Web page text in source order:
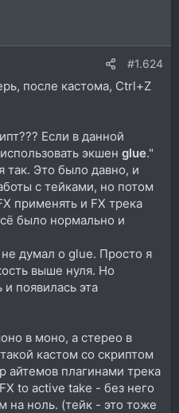
#1.624
после кастома, Ctrl+Z
Если в данной
экшен glue."
так. Это было давно, и
с тейками, но потом
применять и FX трека
было нормально и
думал о glue. Просто я
выше нуля. Но
появилась эта
в моно, а стерео в
кастом со скриптом
айтемов плагинами трека
to active take - без него
на ноль. (тейк - это тоже